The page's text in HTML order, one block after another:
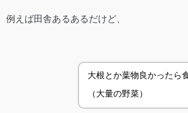
例えば田舎あるあるだけど、
大根とか葉物良かったら
（大量の野菜）